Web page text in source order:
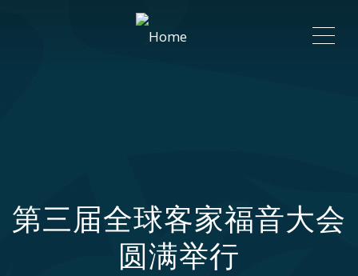
第三届全球客家福音大会
圆满举行